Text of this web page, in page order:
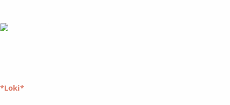
*Loki*